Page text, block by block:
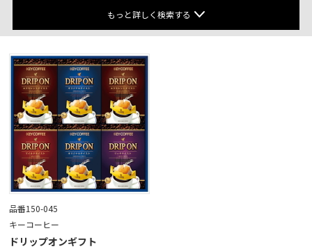
もっと詳しく検索する
品番150-045
キーコーヒー
ドリップオンギフト